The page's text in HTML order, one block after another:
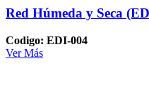
Red Húmeda y Seca
Codigo: EDI-004
Ver Más